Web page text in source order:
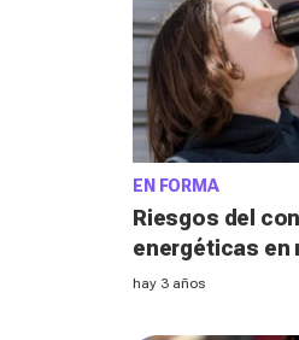
EN FORMA
Riesgos del
energéticas en
de su
hay 3 años